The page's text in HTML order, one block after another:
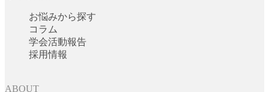
お悩みから探す
コラム
学会活動報告
採用情報
ABOUT